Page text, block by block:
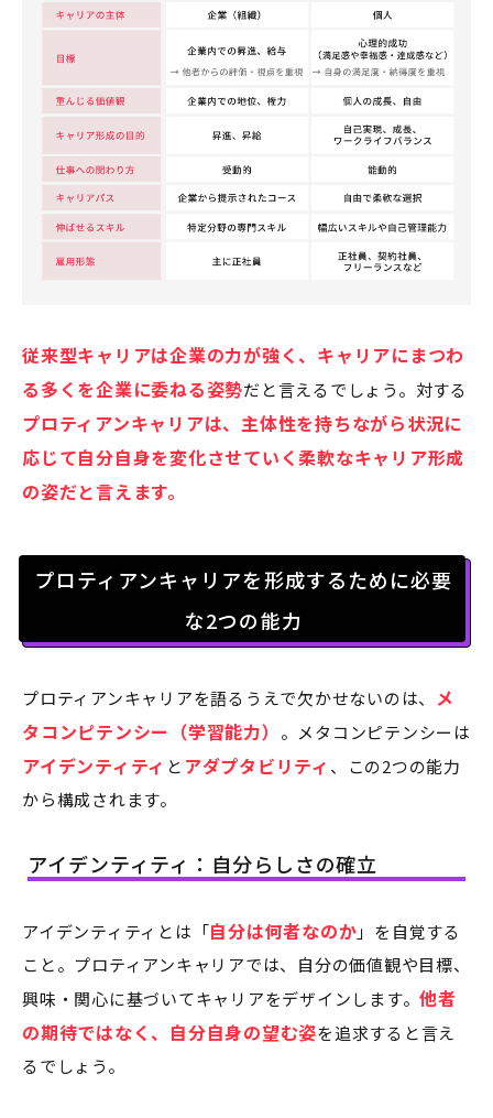
従来型キャリアは企業の力が強く、キャリアにまつわ
る多くを企業に委ねる姿勢だと言えるでしょう。対する
プロティアンキャリアは、 主体性を持ちながら状況に
応じて自分自身を変化させていく柔軟なキャリア形成
の姿だと言えます。
プロティアンキャリアを形成するために必要
な2つの能力
プロティアンキャリアを語るうえで欠かせないのは、 メ
タコンピテンシー（学習能力）
。メタコンピテンシーは
アイデンティティ と アダプタビリティ 、この2つの能力
から構成されます。
アイデンティティ：自分らしさの確立
アイデンティティとは「自分は何者なのか」を自覚する
こと。プロティアンキャリアでは、自分の価値観や目標、
興味・関心に基づいてキャリアをデザインします。他者
の期待ではなく、自分自身の望む姿を追求すると言え
るでしょう。